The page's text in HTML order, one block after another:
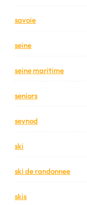
savoie
seine
seine maritime
seniors
seynod
ski
ski de randonnee
skis